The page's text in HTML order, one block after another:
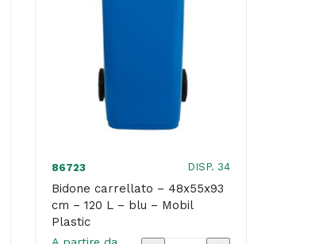
spessore
micron
-
Stilcasa
quantità
86723 DISP. 34
Bidone carrellato – 48x55x93
cm – 120 L – blu – Mobil
Plastic
A partire da